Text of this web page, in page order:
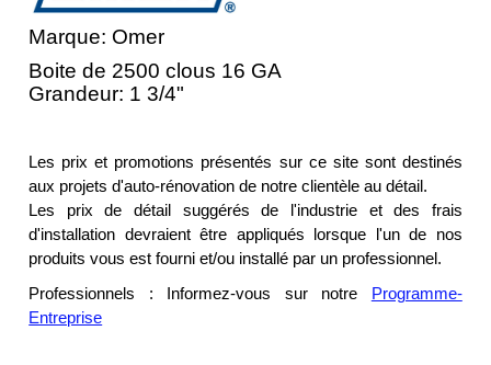
Marque: Omer
Boite de 2500 clous 16 GA
Grandeur: 1 3/4"
Les prix et promotions présentés sur ce site sont destinés
aux projets d'auto-rénovation de notre clientèle au détail.
Les prix de détail suggérés de l'industrie et des frais
d'installation devraient être appliqués lorsque l'un de nos
produits vous est fourni et/ou installé par un professionnel.
Professionnels : Informez-vous sur notre
Programme-
Entreprise